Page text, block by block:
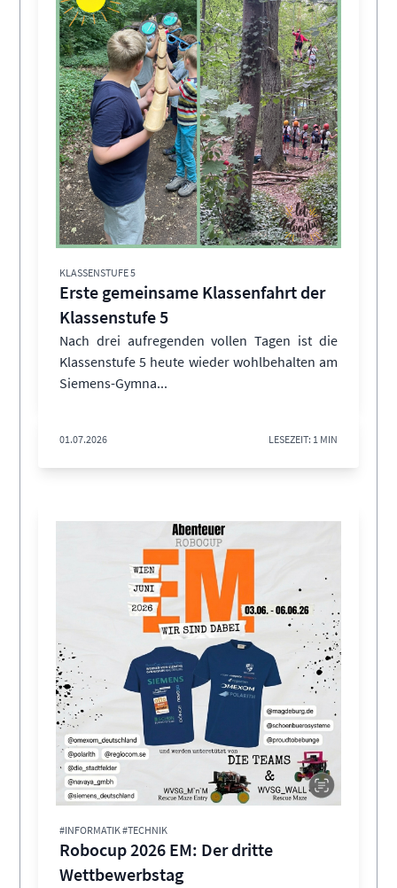
KLASSENSTUFE 5
Erste gemeinsame Klassenfahrt der
Klassenstufe 5
Nach drei aufregenden vollen Tagen ist die
Klassenstufe 5 heute wieder wohlbehalten am
Siemens-Gymna...
01.07.2026 LESEZEIT: 1 MIN
#INFORMATIK #TECHNIK
Robocup 2026 EM: Der dritte
Wettbewerbstag